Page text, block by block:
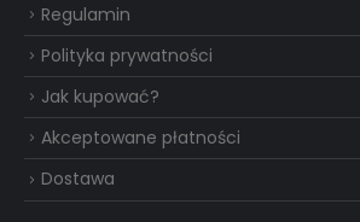
Regulamin
Polityka prywatności
Jak kupować?
Akceptowane płatności
Dostawa